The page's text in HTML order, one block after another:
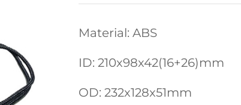
Material: ABS
ID: 210x98x42(16+26)mm
OD: 232x128x51mm